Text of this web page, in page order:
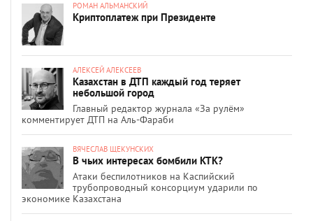
РОМАН АЛЬМАНСКИЙ
Криптоплатеж при Президенте
АЛЕКСЕЙ АЛЕКСЕЕВ
Казахстан в ДТП каждый год теряет
небольшой город
Главный редактор журнала «За рулём»
комментирует ДТП на Аль-Фараби
ВЯЧЕСЛАВ ЩЕКУНСКИХ
В чьих интересах бомбили КТК?
Атаки беспилотников на Каспийский
трубопроводный консорциум ударили по
экономике Казахстана